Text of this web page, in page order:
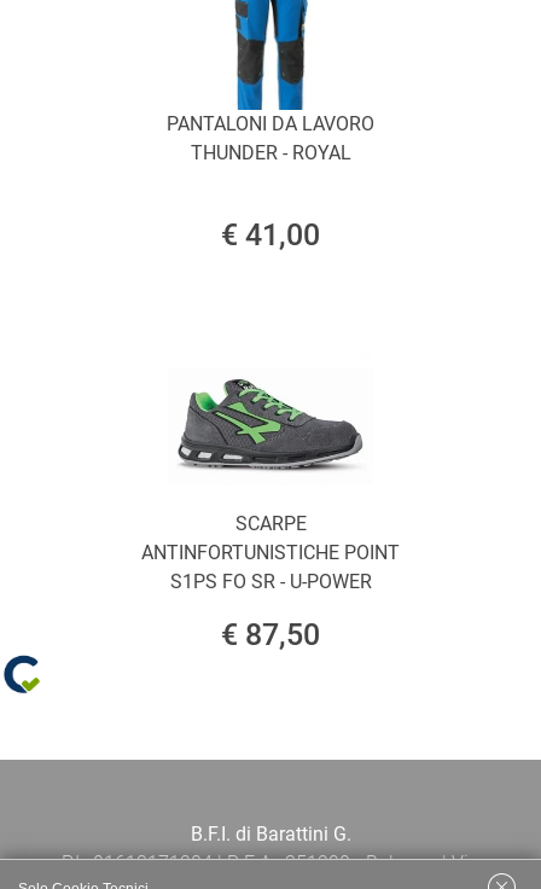
PANTALONI DA LAVORO
THUNDER - ROYAL
€ 41,00
SCARPE
ANTINFORTUNISTICHE POINT
S1PS FO SR - U-POWER
€ 87,50
B.F.I. di Barattini G.
P.I.: 01613171204 | R.E.A.: 351290 - Bologna | Via